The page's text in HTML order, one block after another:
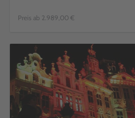
Preis ab 2.989,00 €